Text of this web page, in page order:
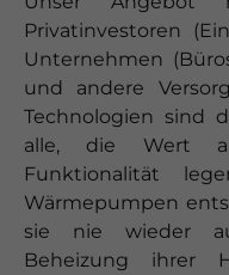
Privatinvestoren
Unternehmen
und andere
Technologien sind
alle, die Wert
Funktionalität
Wärmepumpen
sie nie wieder
Beheizung ihrer